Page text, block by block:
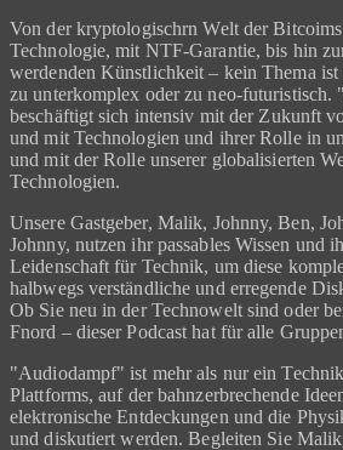
Von der kryptologischrn Welt der
Technologie, mit NTF-Garantie, bis hin
werdenden Künstlichkeit – kein Thema ist
zu unterkomplex oder zu neo-futuristisch.
beschäftigt sich intensiv mit der Zukunft
und mit Technologien und ihrer Rolle in
und mit der Rolle unserer globalisierten
Technologien.
Unsere Gastgeber, Malik, Johnny, Ben,
Johnny, nutzen ihr passables Wissen und
Leidenschaft für Technik, um diese
halbwegs verständliche und erregende
Ob Sie neu in der Technowelt sind oder
Fnord – dieser Podcast hat für alle
"Audiodampf" ist mehr als nur ein
Plattforms, auf der bahnzerbrechende
elektronische Entdeckungen und die
und diskutiert werden. Begleiten Sie